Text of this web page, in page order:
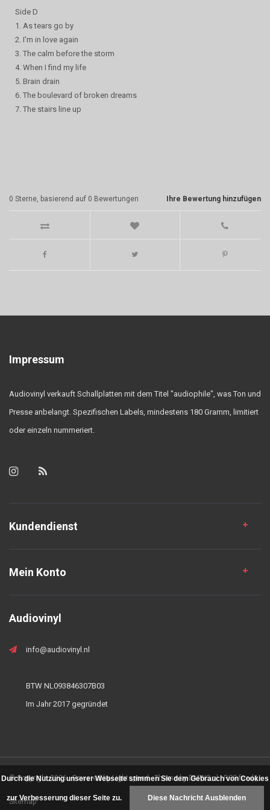
Side D
1. As tears go by
2. I'm in love again
3. The calm before the storm
4. When I find my life
5. Brain drain
6. The boulevard of broken dreams
7. The stairs line up
Ihre Bewertung hinzufügen
0 Sterne, basierend auf 0 Bewertungen
Impressum
Audiovinyl verkauft Schallplatten mit dem Titel "audiophile", was Ton und
Presse anbelangt. Spezifischen Labels, mindestens 180 Gramm, limitiert
oder einzeln nummeriert.
Kundendienst
Mein Konto
Audiovinyl
info@audiovinyl.nl
BTW NL093846307B03
Im Jahr 2017 gegründet
© Copyright 2026 - Powered byLightspeed- Theme byDMWS.nl|RSS feed|
Sitemap
Durch die Nutzung unserer Webseite stimmen Sie dem Gebrauch von Cookies
zur Verbesserung dieser Seite zu. Diese Nachricht Ausblenden